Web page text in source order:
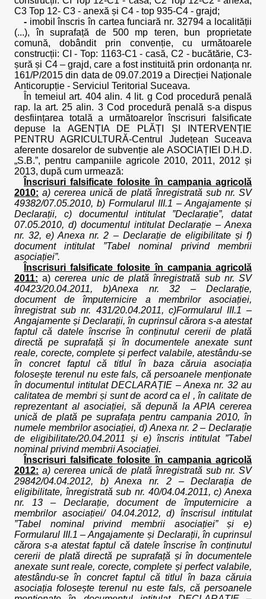
C3 Top 12- C3 - anexă și C4 - top 935-C4 - grajd;
- imobil înscris în cartea funciară nr. 32794 a localității
(...), în suprafață de 500 mp teren, bun proprietate
comună, dobândit prin convenție, cu următoarele
construcții: CI - Top: 1163-C1 - casă, C2 - bucătărie, C3-
șură și C4 – grajd, care a fost instituită prin ordonanța nr.
161/P/2015 din data de 09.07.2019 a Direcției Naționale
Anticorupție - Serviciul Teritorial Suceava.
În temeiul art. 404 alin. 4 lit. g Cod procedură penală
rap. la art. 25 alin. 3 Cod procedură penală s-a dispus
desființarea totală a următoarelor înscrisuri falsificate
depuse la AGENȚIA DE PLĂȚI ȘI INTERVENȚIE
PENTRU AGRICULTURĂ-Centrul Județean Suceava
aferente dosarelor de subvenție ale ASOCIAȚIEI D.H.D.
„S.B.”, pentru campaniile agricole 2010, 2011, 2012 și
2013, după cum urmează:
Înscrisuri falsificate folosite în campania agricolă
2010: a) cererea unică de plată înregistrată sub nr. SV
49382/07.05.2010, b) Formularul III.1 – Angajamente și
Declarații,
c) documentul intitulat ”Declarație”, datat
07.05.2010, d) documentul intitulat Declarație – Anexa
nr. 32, e) Anexa nr. 2 – Declarație de eligibilitate și f)
document intitulat ”Tabel nominal privind membrii
asociației”.
Înscrisuri falsificate folosite în campania agricolă
2011: a)cererea unic de plată înregistrată sub nr. SV
40423/20.04.2011, b)Anexa nr. 32 – Declarație,
document de împuternicire a membrilor asociației,
înregistrat sub nr. 431/20.04.2011, c)Formularul III.1 –
Angajamente și Declarații, în cuprinsul cărora s-a atestat
faptul că datele înscrise în conținutul cererii de plată
directă pe suprafață și în documentele anexate sunt
reale, corecte, complete și perfect valabile, atestându-se
în concret faptul că titlul în baza căruia asociația
folosește terenul nu este fals, că persoanele menționate
în documentul intitulat DECLARAȚIE – Anexa nr. 32 au
calitatea de membri și sunt de acord ca el , în calitate de
reprezentant al asociației, să depună la APIA cererea
unică de plată pe suprafața pentru campania 2010, în
numele membrilor asociației, d) Anexa nr. 2 – Declarație
de eligibilitate/20.04.2011 și e) înscris intitulat ”Tabel
nominal privind membrii Asociației.
Înscrisuri falsificate folosite în campania agricolă
2012: a) cererea unică de plată înregistrată sub nr. SV
29842/04.04.2012, b) Anexa nr. 2 – Declarația de
eligibilitate, înregistrată sub nr. 40/04.04.2011, c) Anexa
nr. 13 – Declarație, document de împuternicire a
membrilor asociației/ 04.04.2012, d) înscrisul intitulat
”Tabel nominal privind membrii asociației” și e)
Formularul III.1 – Angajamente și Declarații, în cuprinsul
cărora s-a atestat faptul că datele înscrise în conținutul
cererii de plată directă pe suprafață și în documentele
anexate sunt reale, corecte, complete și perfect valabile,
atestându-se în concret faptul că titlul în baza căruia
asociația folosește terenul nu este fals, că persoanele